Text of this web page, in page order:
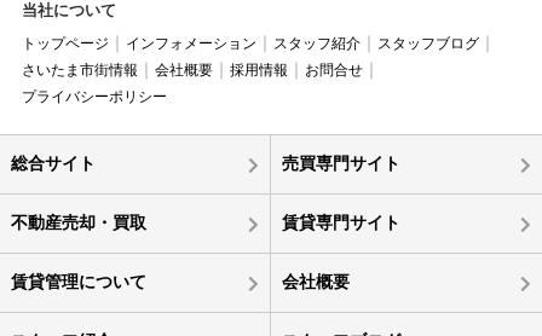
当社について
トップページ インフォメーション スタッフ紹介
スタッフブログ
さいたま市街情報
会社概要 採用情報
お問合せ
プライバシーポリシー
総合サイト 売買専門サイト
不動産売却・買取 賃貸専門サイト
賃貸管理について 会社概要